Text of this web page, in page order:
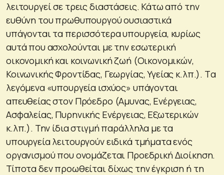
λειτουργεί σε τρεις διαστάσεις. Κάτω από την
ευθύνη του πρωθυπουργού ουσιαστικά
υπάγονται τα περισσότερα υπουργεία, κυρίως
αυτά που ασχολούνται με την εσωτερική
οικονομική και κοινωνική ζωή (Οικονομικών,
Κοινωνικής Φροντίδας, Γεωργίας, Υγείας κ.λπ.). Tα
λεγόμενα «υπουργεία ισχύος» υπάγονται
απευθείας στον Πρόεδρο (Αμυνας, Ενέργειας,
Ασφαλείας, Πυρηνικής Ενέργειας, Εξωτερικών
κ.λπ.). Την ίδια στιγμή παράλληλα με τα
υπουργεία λειτουργούν ειδικά τμήματα ενός
οργανισμού που ονομάζεται Προεδρική Διοίκηση.
Τίποτα δεν προωθείται δίχως την έγκριση ή τη